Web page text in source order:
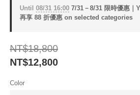
Until 08/31 16:00 7/31－8/31 限時優惠｜
再享 88 折優惠 on selected categories
NT$18,800
NT$12,800
Color